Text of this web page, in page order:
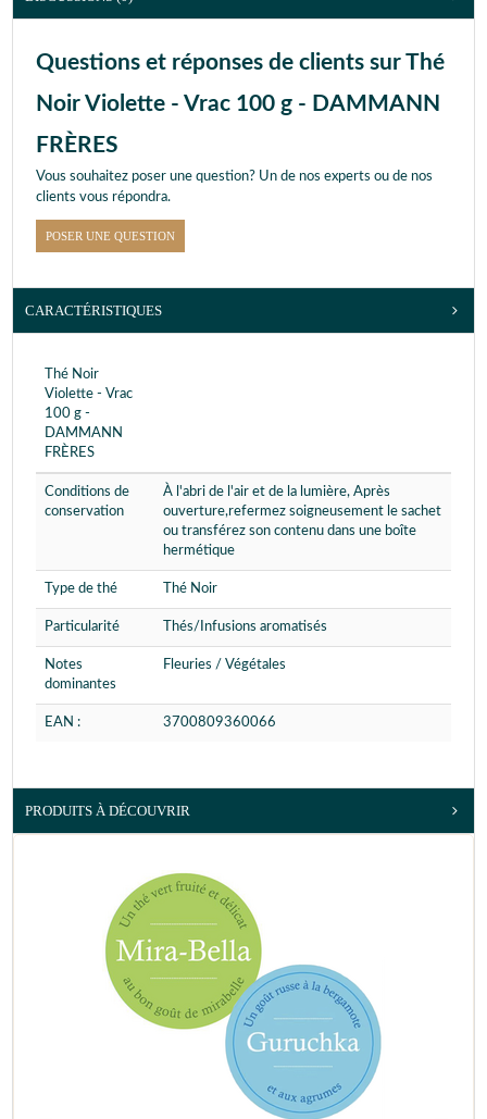
Questions et réponses de clients sur Thé
Noir Violette - Vrac 100 g - DAMMANN
FRÈRES
Vous souhaitez poser une question? Un de nos experts ou de nos
clients vous répondra.
POSER UNE QUESTION
CARACTÉRISTIQUES
Thé Noir
Violette - Vrac
100 g -
DAMMANN
FRÈRES
Conditions de
conservation
À l'abri de l'air et de la lumière, Après
ouverture,refermez soigneusement le sachet
ou transférez son contenu dans une boîte
hermétique
Type de thé Thé Noir
Particularité Thés/Infusions aromatisés
Notes
dominantes
Fleuries / Végétales
EAN : 3700809360066
PRODUITS À DÉCOUVRIR